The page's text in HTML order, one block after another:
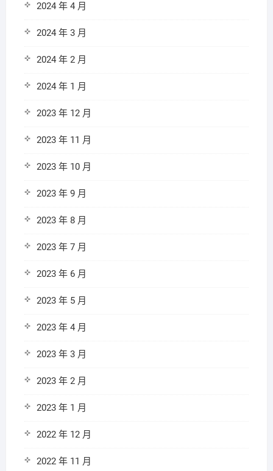
2024 年 4 月
2024 年 3 月
2024 年 2 月
2024 年 1 月
2023 年 12 月
2023 年 11 月
2023 年 10 月
2023 年 9 月
2023 年 8 月
2023 年 7 月
2023 年 6 月
2023 年 5 月
2023 年 4 月
2023 年 3 月
2023 年 2 月
2023 年 1 月
2022 年 12 月
2022 年 11 月